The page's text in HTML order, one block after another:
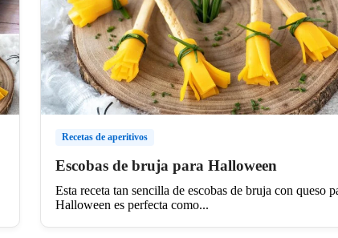
Recetas de aperitivos
Escobas de bruja para Halloween
Esta receta tan sencilla de escobas de bruja con queso
Halloween es perfecta como...